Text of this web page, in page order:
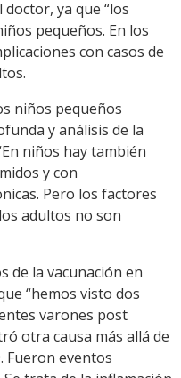
ya que “los
pequeños. En los
con casos de
niños pequeños
y análisis de la
niños hay también
y con
Pero los factores
adultos no son
de la vacunación en
“hemos visto dos
varones post
otra causa más allá de
Fueron eventos